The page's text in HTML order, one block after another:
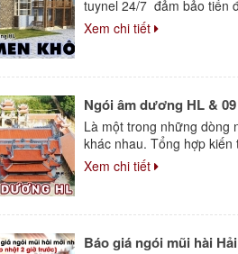
tuynel 24/7 đảm bảo tiến
Xem chi tiết
Ngói âm dương HL &
Là một trong những dòng
khác nhau. Tổng hợp
Xem chi tiết
Báo giá ngói mũi hài